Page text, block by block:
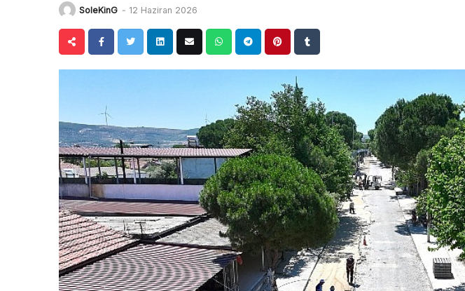
SoleKinG - 12 Haziran 2026